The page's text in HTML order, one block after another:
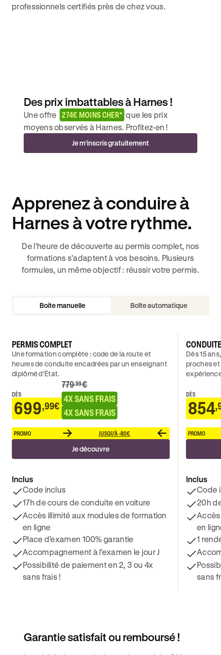
professionnels certifiés près de chez vous.
Des prix imbattables à Harnes !
Une offre 274€ MOINS CHER* que les prix
moyens observés à Harnes. Profitez-en !
Je m'inscris gratuitement
Apprenez à conduire à
Harnes à votre rythme.
De l’heure de découverte au permis complet, nos
formations s'adaptent à vos besoins. Plusieurs
formules, un même objectif : réussir votre permis.
Boite manuelle Boîte automatique
PERMIS COMPLET
Une formation complète : code de la route et
heures de conduite encadrées par un enseignant
diplômé d’État.
DÈS
699,99€
779 .99€
4X SANS FRAIS
4X SANS FRAIS
PROMO JUSQU'À -80€
Je découvre
Inclus
Code inclus
17h de cours de conduite en voiture
Accès illimité aux modules de formation
en ligne
Place d’examen 100% garantie
Accompagnement à l'examen le jour J
Possibilité de paiement en 2, 3 ou 4x
sans frais !
Dès 15
proches
DÈS
854
PROMO
Inclus
Code
20h
en
1
sans
Garantie satisfait ou remboursé !